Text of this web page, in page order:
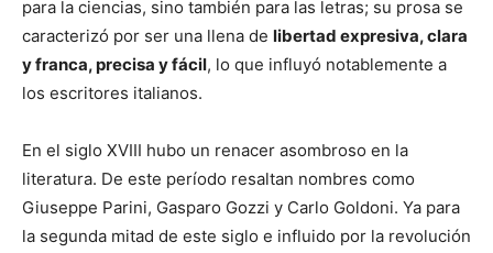
para la ciencias, sino también para las letras; su prosa se
caracterizó por ser una llena de libertad expresiva, clara
y franca, precisa y fácil, lo que influyó notablemente a
los escritores italianos.
En el siglo XVIII hubo un renacer asombroso en la
literatura. De este período resaltan nombres como
Giuseppe Parini, Gasparo Gozzi y Carlo Goldoni. Ya para
la segunda mitad de este siglo e influido por la revolución